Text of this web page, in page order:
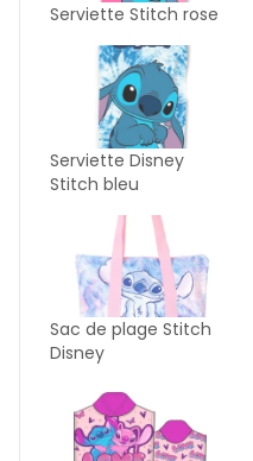
Serviette Stitch rose
Serviette Disney
Stitch bleu
Sac de plage Stitch
Disney